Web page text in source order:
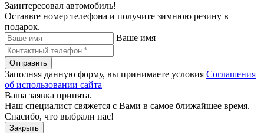
Заинтересовал автомобиль!
Оставьте номер телефона и получите зимнюю резину в
подарок.
Ваше имя
Отправить
Заполняя данную форму, вы принимаете условия Соглашения
об использовании сайта
Ваша заявка принята.
Наш специалист свяжется с Вами в самое ближайшее время.
Спасибо, что выбрали нас!
Закрыть